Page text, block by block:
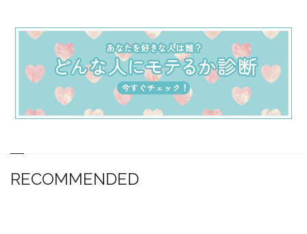
RECOMMENDED